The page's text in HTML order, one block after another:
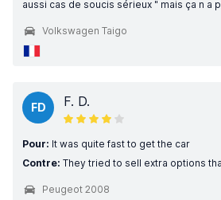
aussi cas de soucis sérieux " mais ça n a
Volkswagen Taigo
FD F. D.
Pour: It was quite fast to get the car
Contre: They tried to sell extra options
Peugeot 2008